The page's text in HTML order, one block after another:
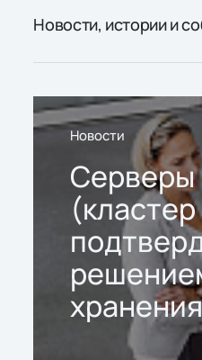
Новости, истории и
Новости
Серверы